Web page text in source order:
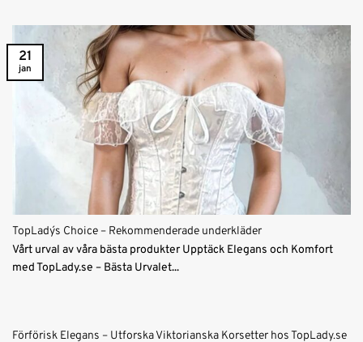
TopLady´s Choice – Rekommenderade underkläder
Vårt urval av våra bästa produkter Upptäck Elegans och Komfort
med TopLady.se – Bästa Urvalet...
21
jan
Förförisk Elegans – Utforska Viktorianska Korsetter hos TopLady.se